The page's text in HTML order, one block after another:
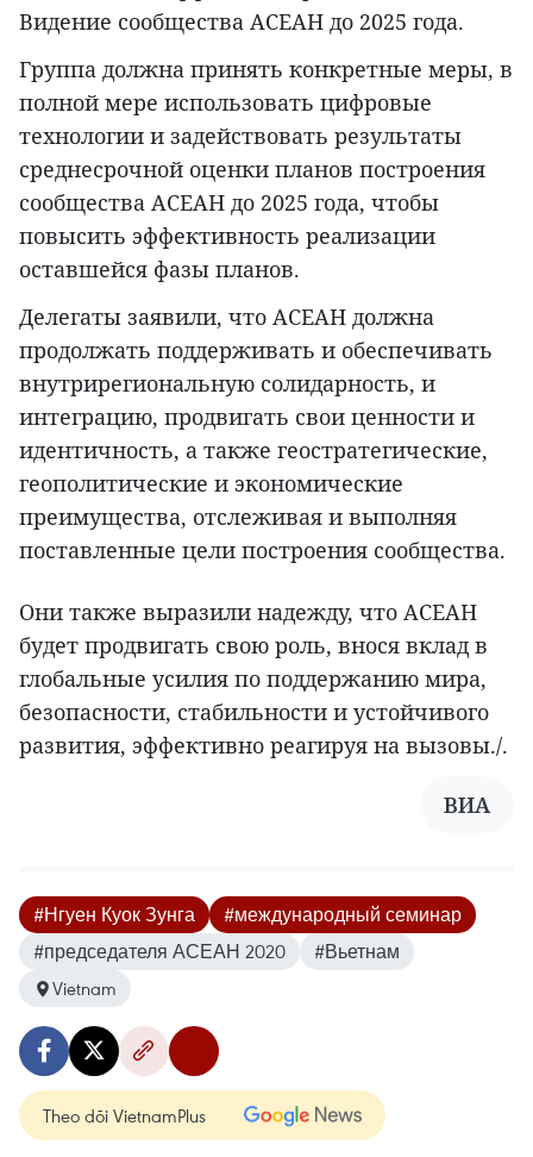
Видение сообщества АСЕАН до 2025 года.
Группа должна принять конкретные меры, в
полной мере использовать цифровые
технологии и задействовать результаты
среднесрочной оценки планов построения
сообщества АСЕАН до 2025 года, чтобы
повысить эффективность реализации
оставшейся фазы планов.
Делегаты заявили, что АСЕАН должна
продолжать поддерживать и обеспечивать
внутрирегиональную солидарность, и
интеграцию, продвигать свои ценности и
идентичность, а также геостратегические,
геополитические и экономические
преимущества, отслеживая и выполняя
поставленные цели построения сообщества.
Они также выразили надежду, что АСЕАН
будет продвигать свою роль, внося вклад в
глобальные усилия по поддержанию мира,
безопасности, стабильности и устойчивого
развития, эффективно реагируя на вызовы./.
ВИА
#Нгуен Куок Зунга
#международный семинар
#председателя АСЕАН 2020
#Вьетнам
Vietnam
Theo dõi VietnamPlus